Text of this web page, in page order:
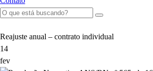
Reajuste anual – contrato individual
14
fev